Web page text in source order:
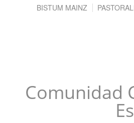
Comunidad
BISTUM MAINZ